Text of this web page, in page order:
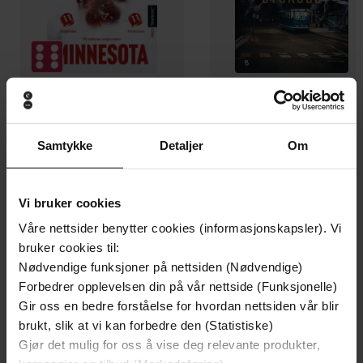
Samtykke Detaljer Om
Vi bruker cookies
Våre nettsider benytter cookies (informasjonskapsler). Vi
bruker cookies til:
Nødvendige funksjoner på nettsiden (Nødvendige)
Forbedrer opplevelsen din på vår nettside (Funksjonelle)
Gir oss en bedre forståelse for hvordan nettsiden vår blir
brukt, slik at vi kan forbedre den (Statistiske)
Gjør det mulig for oss å vise deg relevante produkter,
199,-
Minnesota
349,-
Utskudd
Forfattere Neil Gaiman(forfatter),Neil Gaiman
(innleser)
Forlag Headline
Utgitt 03.02.2015